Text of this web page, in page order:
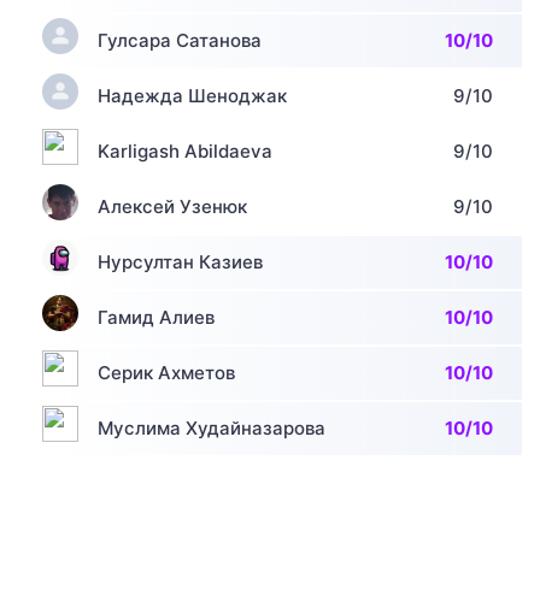
Гулсара Сатанова 10/10
Надежда Шеноджак 9/10
Karligash Abildaeva 9/10
Алексей Узенюк 9/10
Нурсултан Казиев 10/10
Гамид Алиев 10/10
Серик Ахметов 10/10
Муслима Худайназарова 10/10